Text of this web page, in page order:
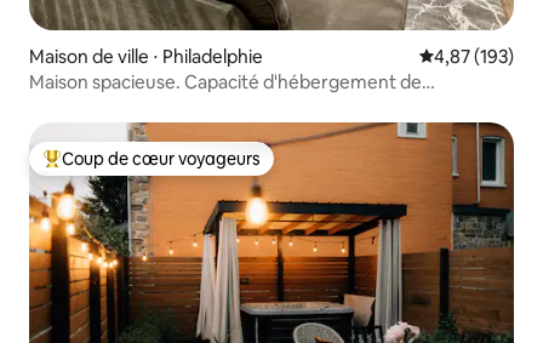
Maison de ville ⋅ Philadelphie Évaluation
4,87 (193)
Maison spacieuse. Capacité d'hébergement de
Coups de cœur voyageurs les plus appréciés
Coup de cœur voyageurs